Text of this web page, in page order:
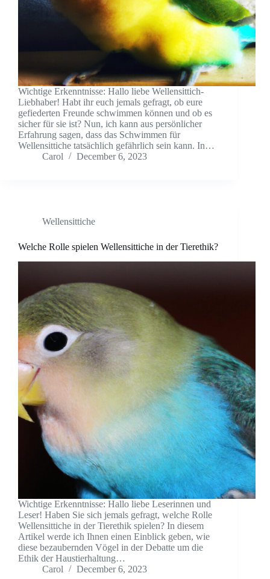
Wichtige Erkenntnisse: Hallo liebe Wellensittich-
Liebhaber! Habt ihr euch jemals gefragt, ob eure
gefiederten Freunde schwimmen können und ob es
sicher für sie ist? Nun, ich kann aus persönlicher
Erfahrung sagen, dass das Schwimmen für
Wellensittiche tatsächlich gefährlich sein kann. In…
Carol
December 6, 2023
Wellensittiche
Welche Rolle spielen Wellensittiche in der Tierethik?
Wichtige Erkenntnisse: Hallo liebe Leserinnen und
Leser! Haben Sie sich jemals gefragt, welche Rolle
Wellensittiche in der Tierethik spielen? In diesem
Artikel werde ich Ihnen einen Einblick geben, wie
diese bezaubernden Vögel in der Debatte um die
Ethik der Haustierhaltung…
Carol
December 6, 2023